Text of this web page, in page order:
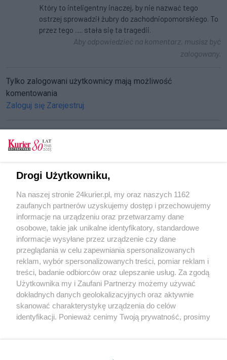
Który to inteligentny inaczej, by nie nazwać tego
ostrzej sprowadził żubry do zachodniopomorskiego. To
przez tego ..... stała się ta tragedii.
Aby odpowiedzieć na komentarz, musisz być
zalogowany.
Tylko zalogowani użytkownicy mają możliwość
komentowania
Zaloguj się Zarejestruj
Wypadek na DK 10 koło Żukowa (akt. 1)
W pobliżu Stargardu auto wypadło z drogi
Samochód wjechał w dom w Kołczewie
POGODA
23℃
Zobacz prognozę na 3 dni
Drogi Użytkowniku,
Na naszej stronie 24kurier.pl, my oraz naszych 1162
zaufanych partnerów uzyskujemy dostęp i przechowujemy
informacje na urządzeniu oraz przetwarzamy dane
osobowe, takie jak unikalne identyfikatory, standardowe
informacje wysyłane przez urządzenie czy dane
przeglądania w celu zapewniania spersonalizowanych
reklam, wybór spersonalizowanych treści, pomiar reklam i
treści, badanie odbiorców oraz ulepszanie usług. Za zgodą
Użytkownika my i Zaufani Partnerzy możemy używać
dokładnych danych geolokalizacyjnych oraz aktywnie
skanować charakterystykę urządzenia do celów
identyfikacji. Ponieważ cenimy Twoją prywatność, prosimy